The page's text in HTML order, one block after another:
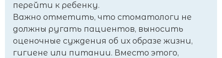
перейти к ребенку.
Важно отметить, что стоматологи не
должны ругать пациентов, выносить
оценочные суждения об их образе жизни,
гигиене или питании. Вместо этого,